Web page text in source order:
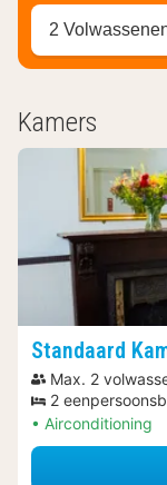
2
Kamers
Standaard
Max. 2
2
Airconditioning